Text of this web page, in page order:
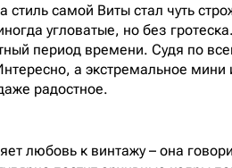
самой Виты стал чуть
угловатые, но без
период времени. Судя по
а экстремальное мини
радостное.
любовь к винтажу – она